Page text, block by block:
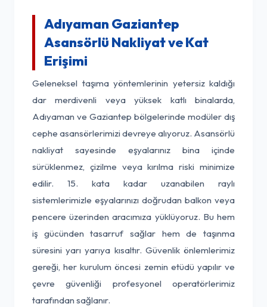
Adıyaman Gaziantep
Asansörlü Nakliyat ve Kat
Erişimi
Geleneksel taşıma yöntemlerinin yetersiz kaldığı
dar merdivenli veya yüksek katlı binalarda,
Adıyaman ve Gaziantep bölgelerinde modüler dış
cephe asansörlerimizi devreye alıyoruz. Asansörlü
nakliyat sayesinde eşyalarınız bina içinde
sürüklenmez, çizilme veya kırılma riski minimize
edilir. 15. kata kadar uzanabilen raylı
sistemlerimizle eşyalarınızı doğrudan balkon veya
pencere üzerinden aracımıza yüklüyoruz. Bu hem
iş gücünden tasarruf sağlar hem de taşınma
süresini yarı yarıya kısaltır. Güvenlik önlemlerimiz
gereği, her kurulum öncesi zemin etüdü yapılır ve
çevre güvenliği profesyonel operatörlerimiz
tarafından sağlanır.